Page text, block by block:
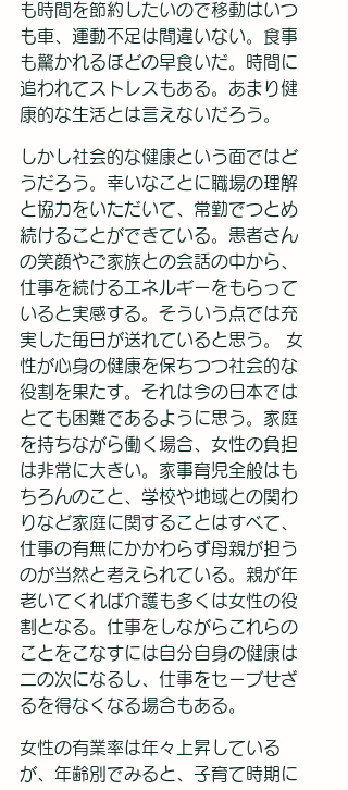
も時間を節約したいので移動はいつ
も車、運動不足は間違いない。食事
も驚かれるほどの早食いだ。時間に
追われてストレスもある。あまり健
康的な生活とは言えないだろう。
しかし社会的な健康という面ではど
うだろう。幸いなことに職場の理解
と協力をいただいて、常勤でつとめ
続けることができている。患者さん
の笑顔やご家族との会話の中から、
仕事を続けるエネルギーをもらって
いると実感する。そういう点では充
実した毎日が送れていると思う。 女
性が心身の健康を保ちつつ社会的な
役割を果たす。それは今の日本では
とても困難であるように思う。家庭
を持ちながら働く場合、女性の負担
は非常に大きい。家事育児全般はも
ちろんのこと、学校や地域との関わ
りなど家庭に関することはすべて、
仕事の有無にかかわらず母親が担う
のが当然と考えられている。親が年
老いてくれば介護も多くは女性の役
割となる。仕事をしながらこれらの
ことをこなすには自分自身の健康は
二の次になるし、仕事をセーブせざ
るを得なくなる場合もある。
女性の有業率は年々上昇している
が、年齢別でみると、子育て時期に